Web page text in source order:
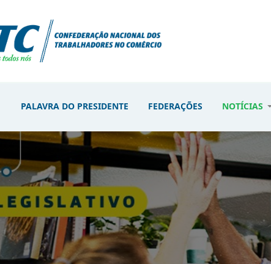
PALAVRA DO PRESIDENTE FEDERAÇÕES NOTÍCIAS